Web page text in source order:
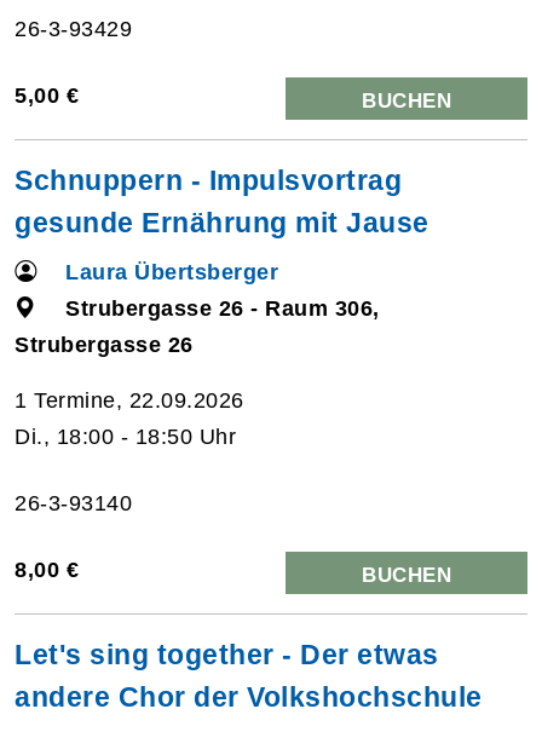
26-3-93429
5,00 € BUCHEN
Schnuppern - Impulsvortrag
gesunde Ernährung mit Jause
Laura Übertsberger
Strubergasse 26 - Raum 306,
Strubergasse 26
1 Termine, 22.09.2026
Di., 18:00 - 18:50 Uhr
26-3-93140
8,00 € BUCHEN
Let's sing together - Der etwas
andere Chor der Volkshochschule